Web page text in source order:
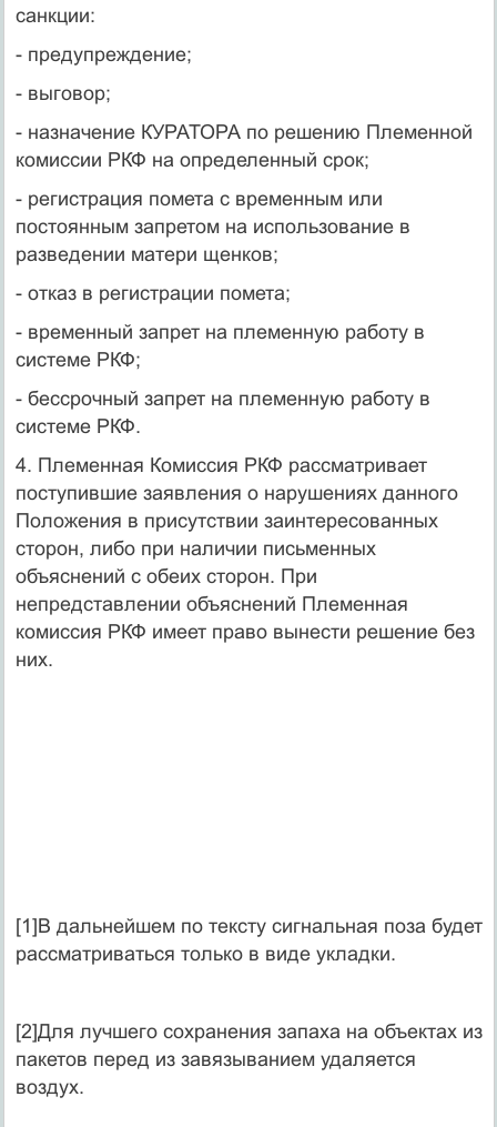
санкции:
- предупреждение;
- выговор;
- назначение КУРАТОРА по решению Племенной
комиссии РКФ на определенный срок;
- регистрация помета с временным или
постоянным запретом на использование в
разведении матери щенков;
- отказ в регистрации помета;
- временный запрет на племенную работу в
системе РКФ;
- бессрочный запрет на племенную работу в
системе РКФ.
4. Племенная Комиссия РКФ рассматривает
поступившие заявления о нарушениях данного
Положения в присутствии заинтересованных
сторон, либо при наличии письменных
объяснений с обеих сторон. При
непредставлении объяснений Племенная
комиссия РКФ имеет право вынести решение без
них.
[1]В дальнейшем по тексту сигнальная поза будет
рассматриваться только в виде укладки.
[2]Для лучшего сохранения запаха на объектах из
пакетов перед из завязыванием удаляется
воздух.